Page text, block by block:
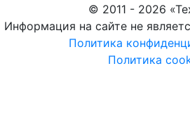
© 2011 - 2026 «
Информация на сайте не
Политика
Политика